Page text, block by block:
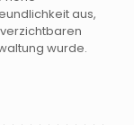
aus,
wurde.